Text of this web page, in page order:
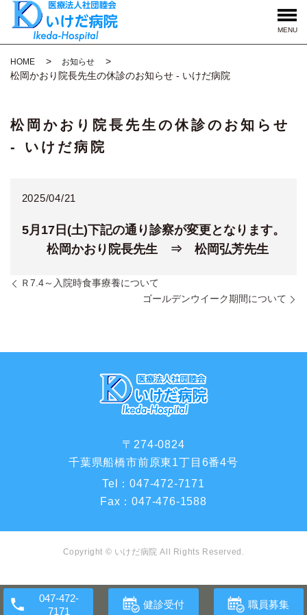
MENU
HOME お知らせ
松岡かおり院長先生の休診のお知らせ - いけだ病院
松岡かおり院長先生の休診のお知らせ
- いけだ病院
2025/04/21
5月17日(土)下記の通り診察が変更となります。
松岡かおり院長先生 ⇒ 松岡弘芳先生
Ｒ7.4～入院時食事療養について
ゴールデンウイーク期間について
健診受付 職員募集
〒274-0824
千葉県船橋市前原東1丁目6番4号
Tel：047-472-7171
Fax：047-476-1588
Copyright © いけだ病院 All Rights Reserved.